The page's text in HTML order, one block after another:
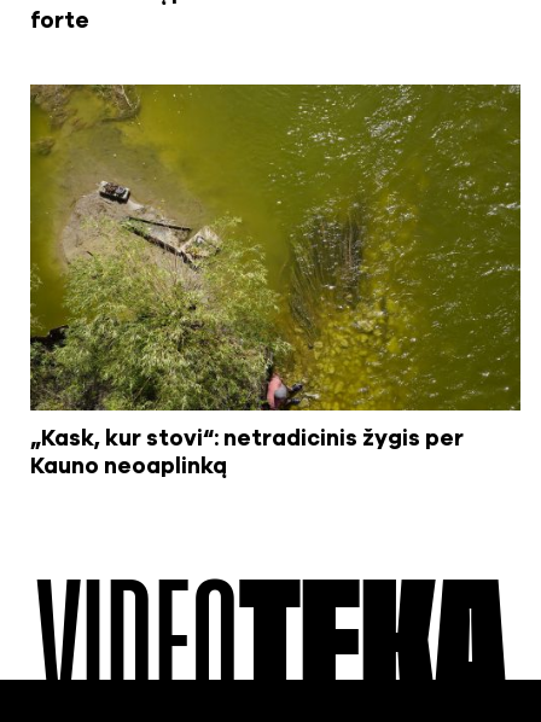
forte
„Kask, kur stovi“: netradicinis žygis per
Kauno neoaplinką
VIDEOTEKA